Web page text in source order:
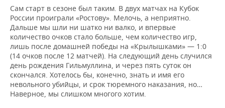
Сам старт в сезоне был таким. В двух матчах на Кубок
России проиграли «Ростову». Мелочь, а неприятно.
Дальше мы шли ни шатко ни валко, и впервые
количество очков стало больше, чем количество игр,
лишь после домашней победы на «Крылышками» — 1:0
(14 очков после 12 матчей). На следующий день случился
день рождения Гильмуллина, и через пять суток он
скончался. Хотелось бы, конечно, знать и имя его
невольного убийцы, и срок тюремного наказания, но…
Наверное, мы слишком многого хотим.